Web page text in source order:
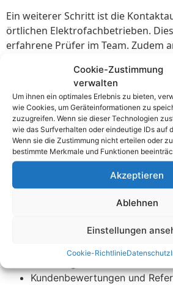
Cookie-Zustimmung
verwalten
Um ihnen ein optimales Erlebnis zu bieten,
wie Cookies, um Geräteinformationen zu
zuzugreifen. Wenn sie dieser Technologien
wie das Surfverhalten oder eindeutige IDs auf
Wenn sie die Zustimmung nicht erteilen oder
bestimmte Merkmale und Funktionen
Akzeptieren
Ablehnen
Einstellungen
Cookie-RichtlinieDatenschutz
Ein weiterer Schritt ist die
örtlichen Elektrofachbetrieben.
erfahrene Prüfer im Team. Zudem
nach Zertifikaten und
sicher, dass der Prüfer fachkundig ist.
Auch Branchenverbände und
können hilfreiche
Listen von zertifizierten Prüfern.
HandwerkskammerSendenkann
Informationen liefern. Sie
die auf vertrauenswürdigen
vereinfacht Ihre Suche erheblich.
Berücksichtigen Sie folgende
Kundenbewertungen und